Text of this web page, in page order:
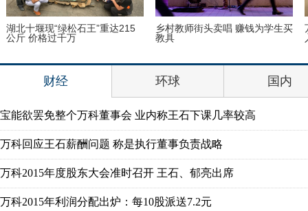
湖北十堰现“绿松石王”重达215
公斤 价格过千万
乡村教师街头卖唱 赚钱为学生买
教具
财经 环球 国内
宝能欲罢免整个万科董事会 业内称王石下课几率较高
万科回应王石薪酬问题 称是执行董事负责战略
万科2015年度股东大会准时召开 王石、郁亮出席
万科2015年利润分配出炉：每10股派送7.2元